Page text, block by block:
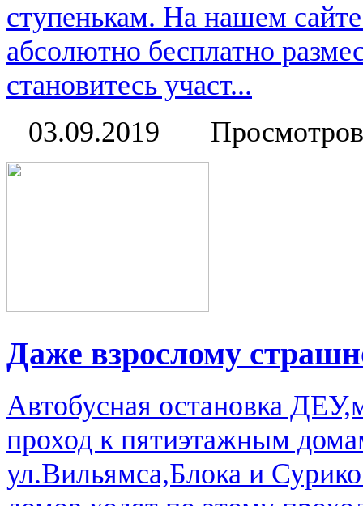
ступенькам. На нашем
абсолютно бесплатно
становитесь участ...
03.09.2019
Даже взрослому
Автобусная остановка
проход к пятиэтажным
ул.Вильямса,Блока и